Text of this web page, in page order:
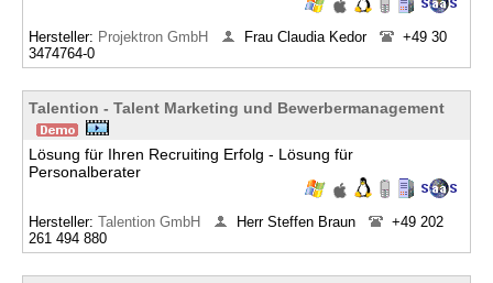
Hersteller: Projektron GmbH Frau Claudia Kedor
+49 30
3474764-0
Talention - Talent Marketing und Bewerbermanagement
Lösung für Ihren Recruiting Erfolg - Lösung für
Personalberater
Hersteller: Talention GmbH Herr Steffen Braun
+49 202
261 494 880